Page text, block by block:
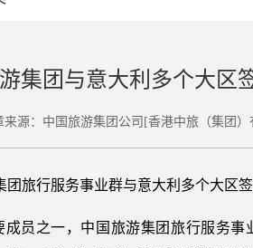
集团与意大利多个大区
来源：中国旅游集团公司[香港中旅（集
团旅行服务事业群与意大利多个大区
员之一，中国旅游集团旅行服务